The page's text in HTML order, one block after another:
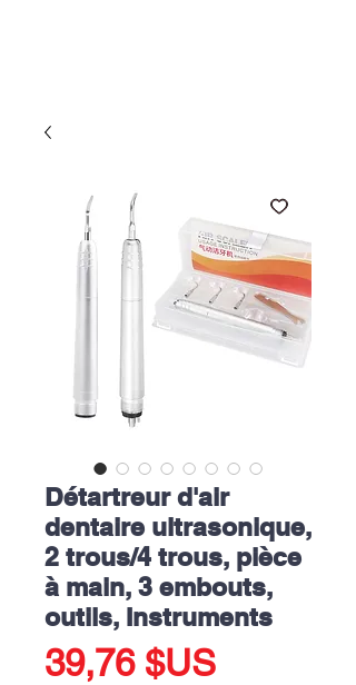
Détartreur d'air
dentaire ultrasonique,
2 trous/4 trous, pièce
à main, 3 embouts,
outils, Instruments
39,76 $USPrix